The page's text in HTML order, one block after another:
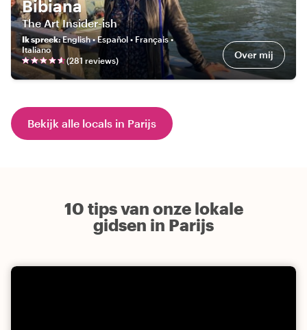
Bibiana
The Art Insider-ish
Ik spreek:English • Español • Français •
Italiano
(281 reviews) Over mij
Bekijk alle locals in Parijs
10 tips van onze lokale
gidsen in Parijs